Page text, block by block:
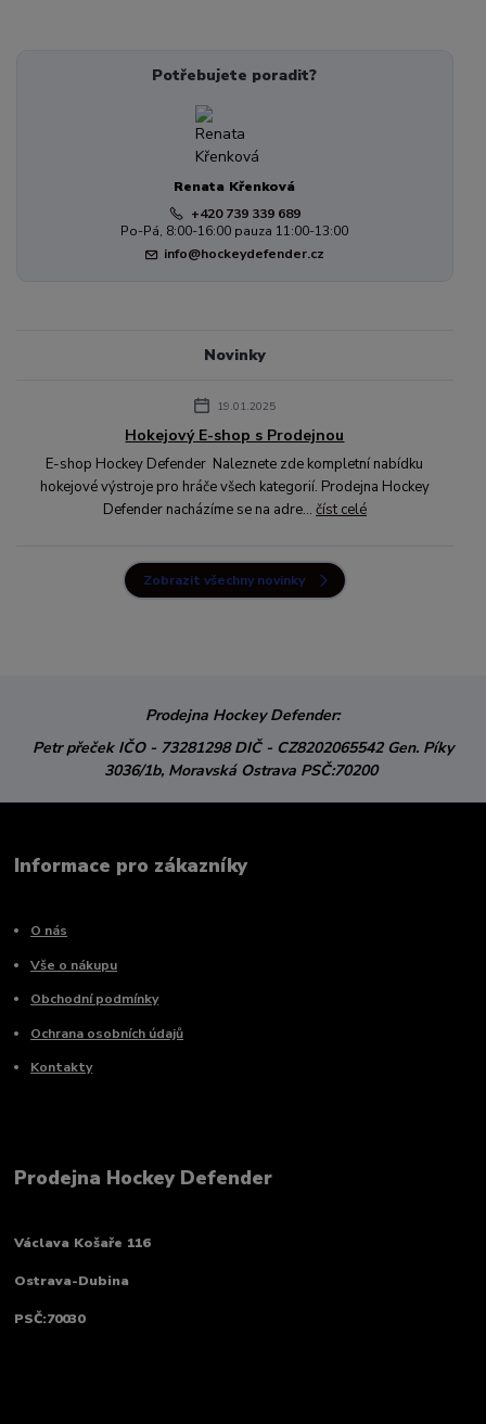
Potřebujete poradit?
Renata Křenková
+420 739 339 689
Po-Pá, 8:00-16:00 pauza 11:00-13:00
info@hockeydefender.cz
Novinky
19.01.2025
Hokejový E-shop s Prodejnou
E-shop Hockey Defender Naleznete zde kompletní nabídku
hokejové výstroje pro hráče všech kategorií. Prodejna Hockey
Defender nacházíme se na adre... číst celé
Zobrazit všechny novinky
Prodejna Hockey Defender:
Petr přeček IČO - 73281298DIČ - CZ8202065542 Gen. Píky
3036/1b, Moravská Ostrava PSČ:70200
Informace pro zákazníky
O nás
Vše o nákupu
Obchodní podmínky
Ochrana osobních údajů
Kontakty
Prodejna Hockey Defender
Václava Košaře 116
Ostrava-Dubina
PSČ:70030